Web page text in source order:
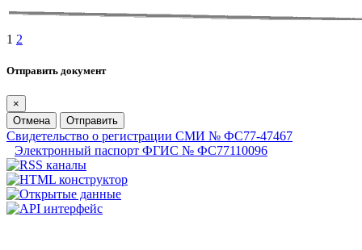
1 2
Отправить документ
×
Отмена
Отправить
Свидетельство о регистрации СМИ № ФС77-47467
Электронный паспорт ФГИС № ФС77110096